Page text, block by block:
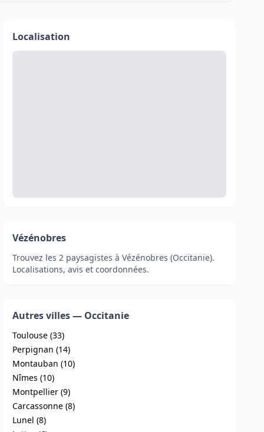
Localisation
Vézénobres
Trouvez les 2 paysagistes à Vézénobres (Occitanie).
Localisations, avis et coordonnées.
Autres villes — Occitanie
Toulouse (33)
Perpignan (14)
Montauban (10)
Nîmes (10)
Montpellier (9)
Carcassonne (8)
Lunel (8)